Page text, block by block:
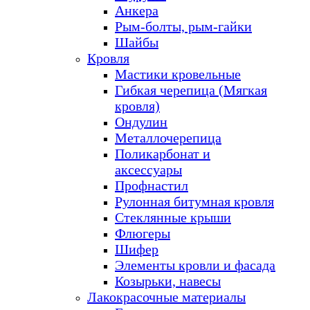
Анкера
Рым-болты, рым-гайки
Шайбы
Кровля
Мастики кровельные
Гибкая черепица (Мягкая
кровля)
Ондулин
Металлочерепица
Поликарбонат и
аксессуары
Профнастил
Рулонная битумная кровля
Стеклянные крыши
Флюгеры
Шифер
Элементы кровли и фасада
Козырьки, навесы
Лакокрасочные материалы